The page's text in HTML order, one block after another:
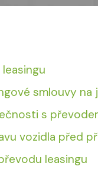
smlouvy na
s
vozidla před
leasingu